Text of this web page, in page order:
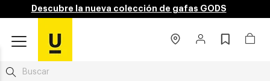
Descubre la nueva colección de gafas GODS